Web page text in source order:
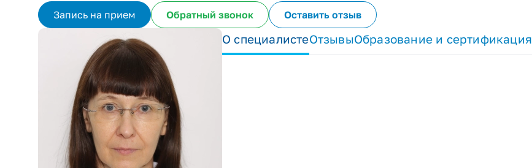
Запись на прием Обратный звонок Оставить отзыв
О специалистеОтзывыОбразование и сертификация